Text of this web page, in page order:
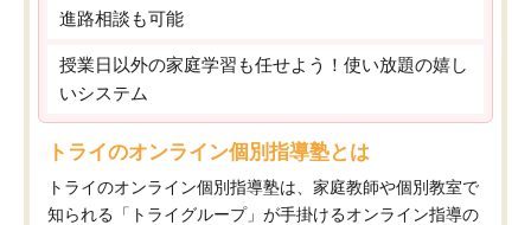
進路相談も可能
授業日以外の家庭学習も任せよう！使い放題の嬉し
いシステム
トライのオンライン個別指導塾とは
トライのオンライン個別指導塾は、家庭教師や個別教室で
知られる「トライグループ」が手掛けるオンライン指導の